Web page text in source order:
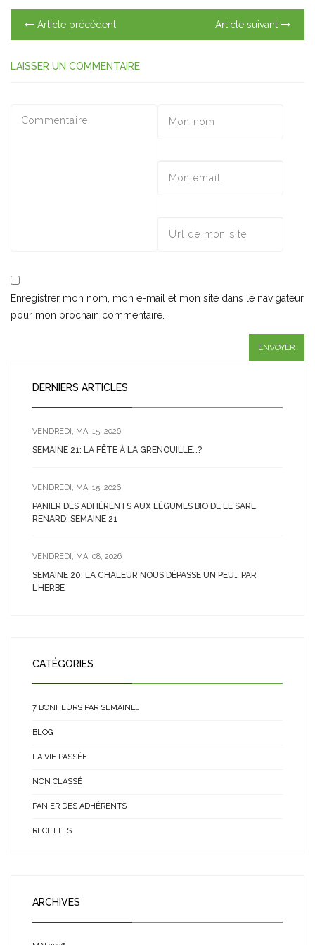
Article précédent Article suivant
LAISSER UN COMMENTAIRE
Enregistrer mon nom, mon e-mail et mon site dans le navigateur
pour mon prochain commentaire.
DERNIERS ARTICLES
VENDREDI, MAI 15, 2026
SEMAINE 21: LA FÊTE À LA GRENOUILLE…?
VENDREDI, MAI 15, 2026
PANIER DES ADHÉRENTS AUX LÉGUMES BIO DE LE SARL
RENARD: SEMAINE 21
VENDREDI, MAI 08, 2026
SEMAINE 20: LA CHALEUR NOUS DÉPASSE UN PEU… PAR
L’HERBE
CATÉGORIES
7 BONHEURS PAR SEMAINE…
BLOG
LA VIE PASSÉE
NON CLASSÉ
PANIER DES ADHÉRENTS
RECETTES
ARCHIVES